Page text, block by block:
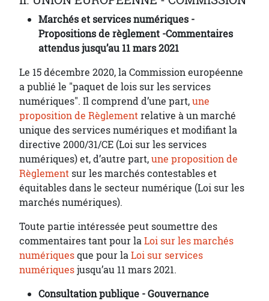
Marchés et services numériques -
Propositions de règlement -Commentaires
attendus jusqu’au 11 mars 2021
Le 15 décembre 2020, la Commission européenne
a publié le "paquet de lois sur les services
numériques". Il comprend d’une part,une
proposition de Règlementrelative à un marché
unique des services numériques et modifiant la
directive 2000/31/CE (Loi sur les services
numériques) et, d’autre part,une proposition de
Règlement sur les marchés contestables et
équitables dans le secteur numérique (Loi sur les
marchés numériques).
Toute partie intéressée peut soumettre des
commentaires tant pour laLoi sur les marchés
numériquesque pour laLoi sur services
numériquesjusqu’au 11 mars 2021.
Consultation publique - Gouvernance